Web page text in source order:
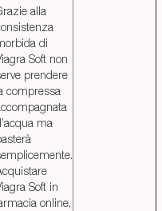
alla
di
Soft non
prendere
compressa
ma
Soft in
online,